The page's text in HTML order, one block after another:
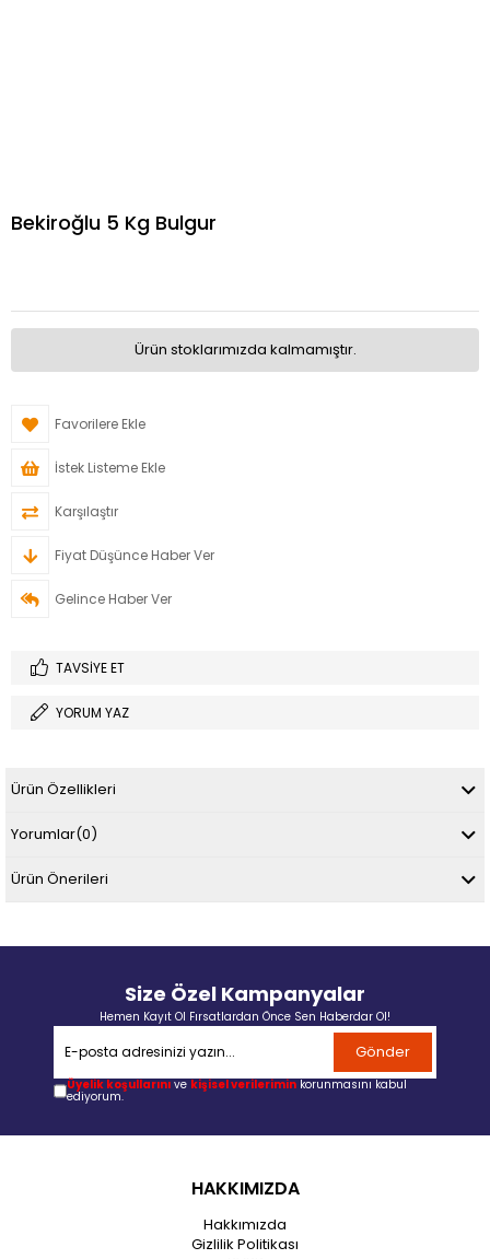
Bekiroğlu 5 Kg Bulgur
Ürün stoklarımızda kalmamıştır.
Favorilere Ekle
İstek Listeme Ekle
Karşılaştır
Fiyat Düşünce Haber Ver
Gelince Haber Ver
TAVSIYE ET
YORUM YAZ
Ürün Özellikleri
Yorumlar(0)
Ürün Önerileri
Size Özel Kampanyalar
Hemen Kayıt Ol Fırsatlardan Önce Sen Haberdar Ol!
Gönder
Üyelik koşullarını ve kişisel verilerimin korunmasını kabul
ediyorum.
HAKKIMIZDA
Hakkımızda
Gizlilik Politikası